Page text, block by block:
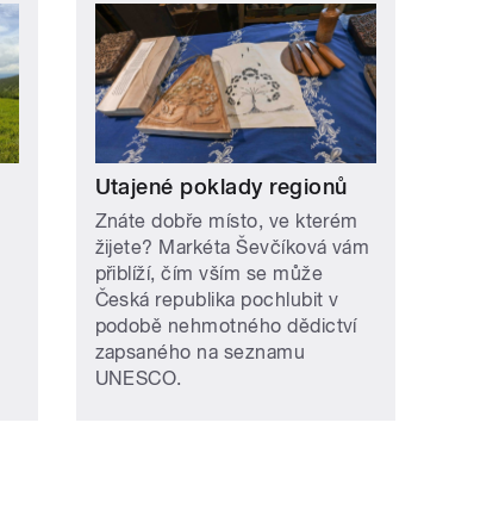
Utajené poklady regionů
Znáte dobře místo, ve kterém
žijete? Markéta Ševčíková vám
přiblíží, čím vším se může
Česká republika pochlubit v
podobě nehmotného dědictví
zapsaného na seznamu
UNESCO.